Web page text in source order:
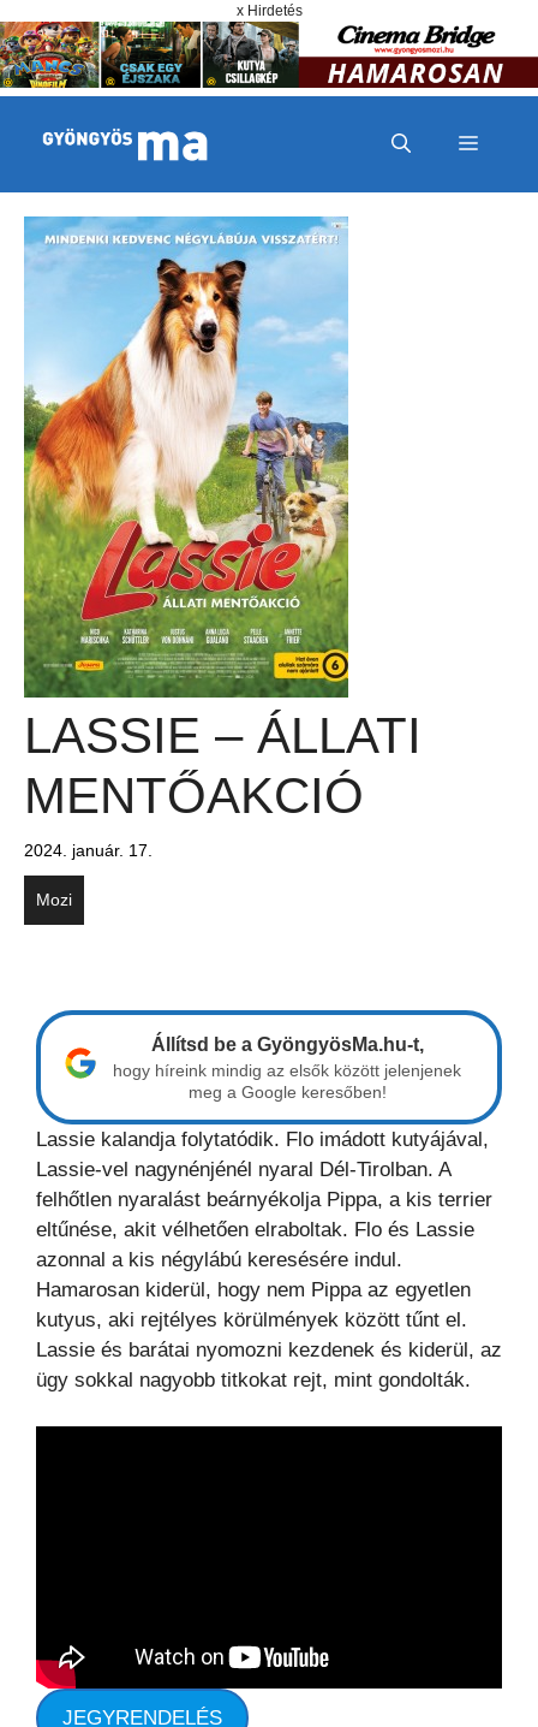
x Hirdetés
MENÜ
LASSIE – ÁLLATI
MENTŐAKCIÓ
2024. január. 17.
Mozi
Állítsd be a GyöngyösMa.hu-t,
hogy híreink mindig az elsők között jelenjenek
meg a Google keresőben!
Lassie kalandja folytatódik. Flo imádott kutyájával,
Lassie-vel nagynénjénél nyaral Dél-Tirolban. A
felhőtlen nyaralást beárnyékolja Pippa, a kis terrier
eltűnése, akit vélhetően elraboltak. Flo és Lassie
azonnal a kis négylábú keresésére indul.
Hamarosan kiderül, hogy nem Pippa az egyetlen
kutyus, aki rejtélyes körülmények között tűnt el.
Lassie és barátai nyomozni kezdenek és kiderül, az
ügy sokkal nagyobb titkokat rejt, mint gondolták.
JEGYRENDELÉS